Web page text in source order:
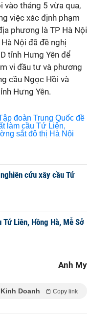
vào tháng 5 vừa qua,
việc xác định phạm
phương là TP Hà Nội
Nội đã đề nghị
tỉnh Hưng Yên để
vi đầu tư và phương
cầu Ngọc Hồi và
Hưng Yên.
cứu xây cầu Tứ
Liên, Hồng Hà, Mễ Sở
Anh My
Doanh Copy link